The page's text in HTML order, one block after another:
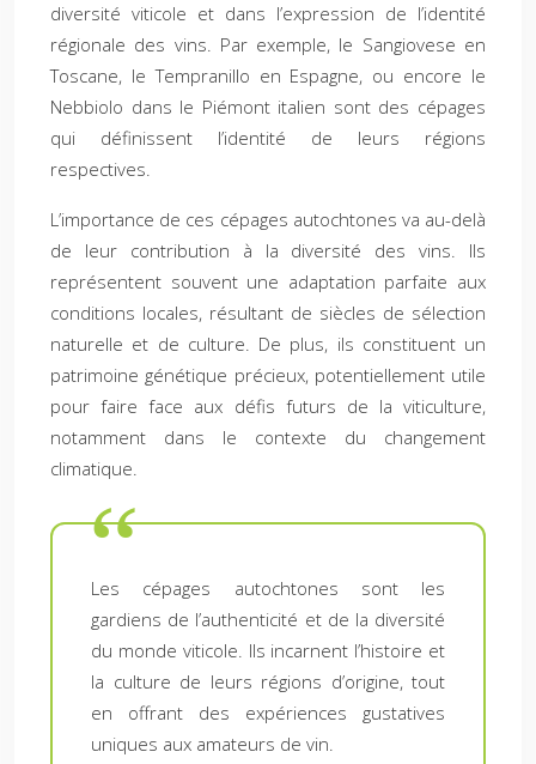
diversité viticole et dans l’expression de l’identité
régionale des vins. Par exemple, le Sangiovese en
Toscane, le Tempranillo en Espagne, ou encore le
Nebbiolo dans le Piémont italien sont des cépages
qui définissent l’identité de leurs régions
respectives.
L’importance de ces cépages autochtones va au-delà
de leur contribution à la diversité des vins. Ils
représentent souvent une adaptation parfaite aux
conditions locales, résultant de siècles de sélection
naturelle et de culture. De plus, ils constituent un
patrimoine génétique précieux, potentiellement utile
pour faire face aux défis futurs de la viticulture,
notamment dans le contexte du changement
climatique.
Les cépages autochtones sont les
gardiens de l’authenticité et de la diversité
du monde viticole. Ils incarnent l’histoire et
la culture de leurs régions d’origine, tout
en offrant des expériences gustatives
uniques aux amateurs de vin.